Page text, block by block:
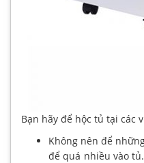
Bạn hãy để hộc tủ tại các
Không nên để
để quá nhiều vào